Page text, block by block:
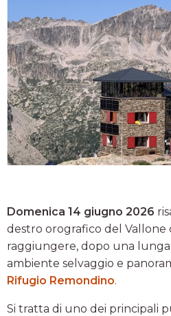
Domenica 14 giugno 2026
destro orografico del
raggiungere, dopo una
ambiente selvaggio e
Rifugio Remondino.
Si tratta di uno dei principali